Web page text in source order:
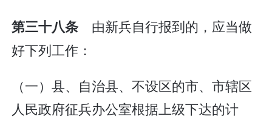
第三十八条 由新兵自行报到的，应当做
好下列工作：
（一）县、自治县、不设区的市、市辖区
人民政府征兵办公室根据上级下达的计